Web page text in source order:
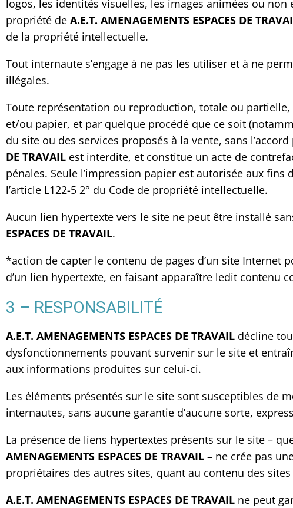
logos, les identités visuelles, les images animées ou
propriété de A.E.T. AMENAGEMENTS ESPACES DE
de la propriété intellectuelle.
Tout internaute s’engage à ne pas les utiliser et à ne
illégales.
Toute représentation ou reproduction, totale ou
et/ou papier, et par quelque procédé que ce soit
du site ou des services proposés à la vente, sans
DE TRAVAIL est interdite, et constitue un acte de
pénales. Seule l’impression papier est autorisée aux
l’article L122-5 2° du Code de propriété intellectuelle.
Aucun lien hypertexte vers le site ne peut être installé
ESPACES DE TRAVAIL.
*action de capter le contenu de pages d’un site
d’un lien hypertexte, en faisant apparaître ledit contenu
3 – RESPONSABILITÉ
A.E.T. AMENAGEMENTS ESPACES DE TRAVAIL décline
dysfonctionnements pouvant survenir sur le site et
aux informations produites sur celui-ci.
Les éléments présentés sur le site sont susceptibles de
internautes, sans aucune garantie d’aucune sorte,
La présence de liens hypertextes présents sur le site –
AMENAGEMENTS ESPACES DE TRAVAIL – ne crée pas
propriétaires des autres sites, quant au contenu des
A.E.T. AMENAGEMENTS ESPACES DE TRAVAIL ne peut